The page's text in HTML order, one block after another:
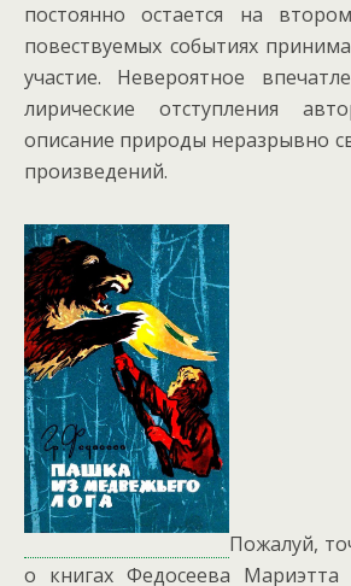
постоянно остается на
повествуемых событиях
участие. Невероятное
лирические отступления
описание природы неразрывно
произведений.
Пожалуй,
о книгах Федосеева Мариэтта